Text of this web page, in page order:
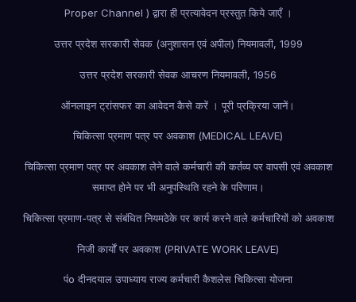
Proper Channel ) द्वारा ही प्रत्यावेदन प्रस्तुत किये जाएँ ।
उत्तर प्रदेश सरकारी सेवक (अनुशासन एवं अपील) नियमावली, 1999
उत्तर प्रदेश सरकारी सेवक आचरण नियमावली, 1956
ऑनलाइन ट्रांसफर का आवेदन कैसे करें । पूरी प्रक्रिया जानें।
चिकित्सा प्रमाण पत्र पर अवकाश (MEDICAL LEAVE)
चिकित्सा प्रमाण पत्र पर अवकाश लेने वाले कर्मचारी की कर्तव्य पर वापसी एवं अवकाश
समाप्त होने पर भी अनुपस्थिति रहने के परिणाम।
चिकित्सा प्रमाण-पत्र से संबंधित नियमठेके पर कार्य करने वाले कर्मचारियों को अवकाश
निजी कार्यों पर अवकाश (PRIVATE WORK LEAVE)
पंo दीनदयाल उपाध्याय राज्य कर्मचारी कैशलेस चिकित्सा योजना